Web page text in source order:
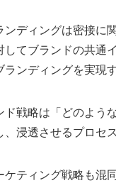
ディングは密接に
してブランドの共通
ンディングを実現
ド戦略は「どのよう
浸透させるプロセス
ケティング戦略も混